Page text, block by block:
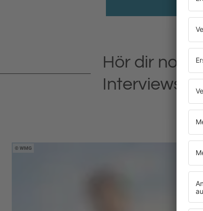
Hör dir noch
Interviews
WMG